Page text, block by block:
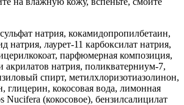
натрия, кокамидопропилбетаин,
лаурет-11 карбоксилат натрия,
парфюмерная композиция,
акрилатов натрия, поликватерниум-7,
спирт, метилхлоризотиазолинон,
глицерин, кокосовая вода, лимонная
Nucifera (кокосовое), бензилсалицилат